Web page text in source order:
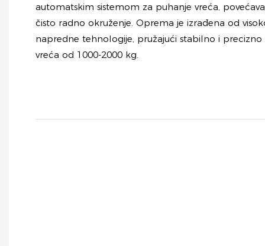
automatskim sistemom za puhanje vreća,
čisto radno okruženje. Oprema je izrađena od
napredne tehnologije, pružajući stabilno i precizno
vreća od 1000-2000 kg.